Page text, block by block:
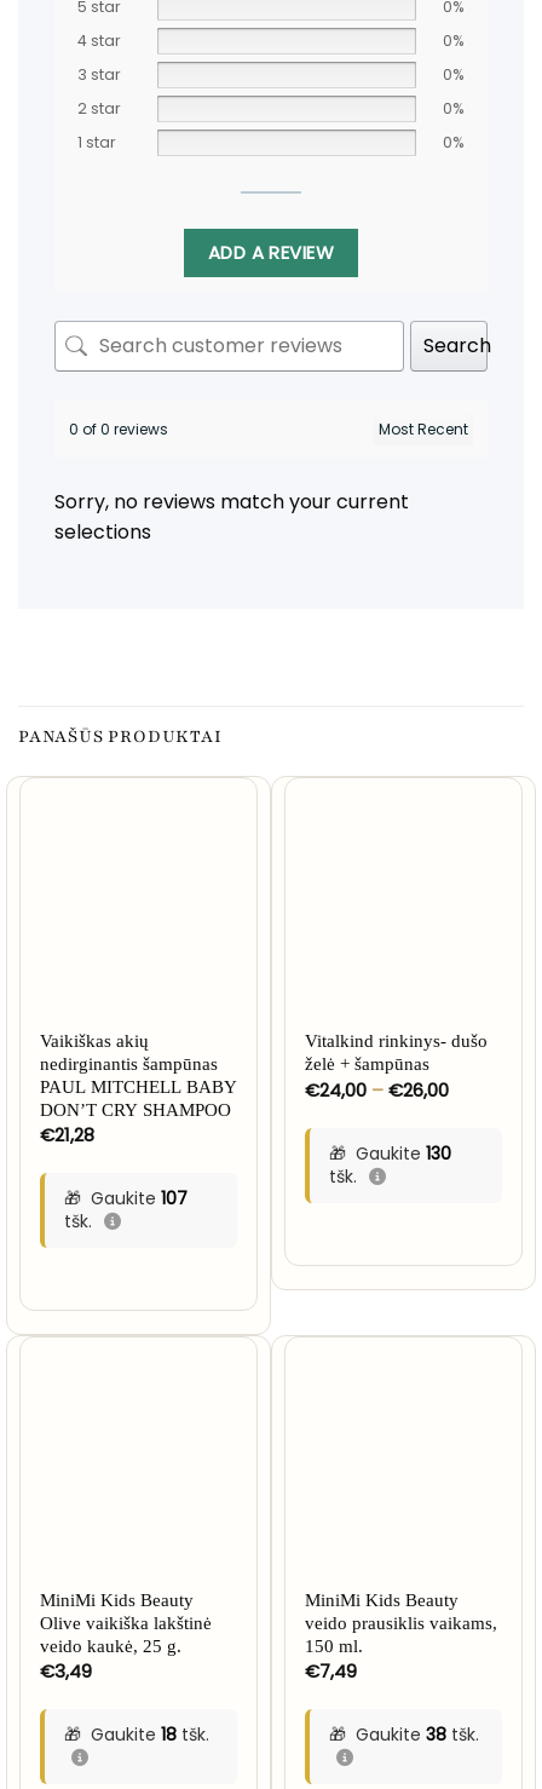
5 star
0%
4 star
0%
3 star
0%
2 star
0%
1 star
0%
ADD A REVIEW
Search
0 of 0 reviews
Sorry, no reviews match your current
selections
PANAŠŪS PRODUKTAI
Vaikiškas akių
nedirginantis šampūnas
PAUL MITCHELL BABY
DON’T CRY SHAMPOO
€21,28
Gaukite 107
tšk.
Vitalkind rinkinys- dušo
želė + šampūnas
€24,00 – €26,00Price
through
€26,00
Gaukite 130
tšk.
MiniMi Kids Beauty
Olive vaikiška lakštinė
veido kaukė, 25 g.
€3,49
Gaukite 18tšk.
MiniMi Kids Beauty
veido prausiklis vaikams,
150 ml.
€7,49
Gaukite 38tšk.